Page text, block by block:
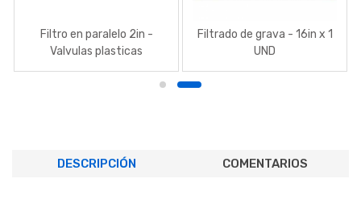
Filtro en paralelo 2in -
Valvulas plasticas
Filtrado de grava - 16in x 1
UND
DESCRIPCIÓN COMENTARIOS